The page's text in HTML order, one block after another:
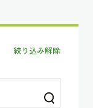
絞り込み解除